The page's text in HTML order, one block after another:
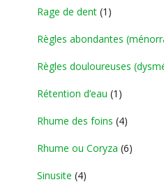
Rage de dent (1)
Règles abondantes
Règles douloureuses
Rétention d’eau (1)
Rhume des foins (4)
Rhume ou Coryza (6)
Sinusite (4)